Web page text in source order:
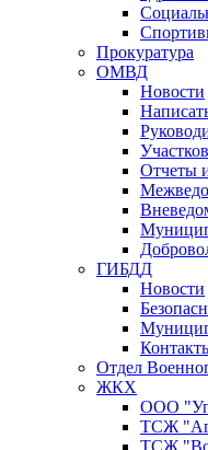
Прокуратура
ОМВД
Новости
Отчеты
ГИБДД
Новости
Отдел
ЖКХ
ООО
ТСЖ
ТСЖ